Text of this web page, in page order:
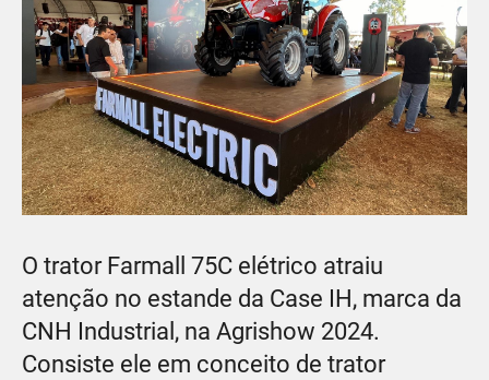
O trator Farmall 75C elétrico atraiu
atenção no estande da Case IH, marca da
CNH Industrial, na Agrishow 2024.
Consiste ele em conceito de trator